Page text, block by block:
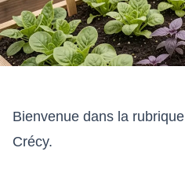
Bienvenue dans la rubrique
Crécy.